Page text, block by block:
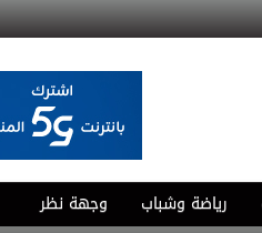
رياضة وشباب وجهة نظر